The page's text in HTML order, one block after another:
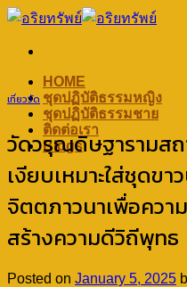
Skip
HOME
ชุดปฏิบัติธรรมหญิง
ชุดปฏิบัติธรรมชาย
ติดต่อเรา
Blogs
เที่ยววัด
วัดวรุณดิษฐารามส
เงียบเหมาะใส่ชุดข
จิตตภาวนาเพื่อควา
สร้างความดีวิถีพุทธ
Posted on January 5, 2025